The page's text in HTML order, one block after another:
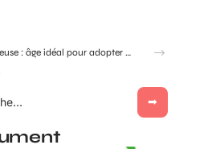
Durée de vie poule pondeuse : âge idéal pour adopter ou renouveler ?